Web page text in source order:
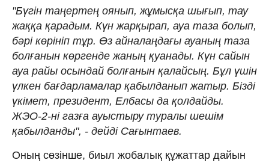
"Бүгін таңертең оянып, жұмысқа шығып, тау
жаққа қарадым. Күн жарқырап, ауа таза болып,
бәрі көрініп тұр. Өз айналаңдағы ауаның таза
болғанын көргенде жаның қуанады. Күн сайын
ауа райы осындай болғанын қалайсың. Бұл үшін
үлкен бағдарламалар қабылданып жатыр. Бізді
үкімет, президент, Елбасы да қолдайды.
ЖЭО-2-ні газға ауыстыру туралы шешім
қабылданды", - дейді Сағынтаев.
Оның сөзінше, биыл жобалық құжаттар дайын